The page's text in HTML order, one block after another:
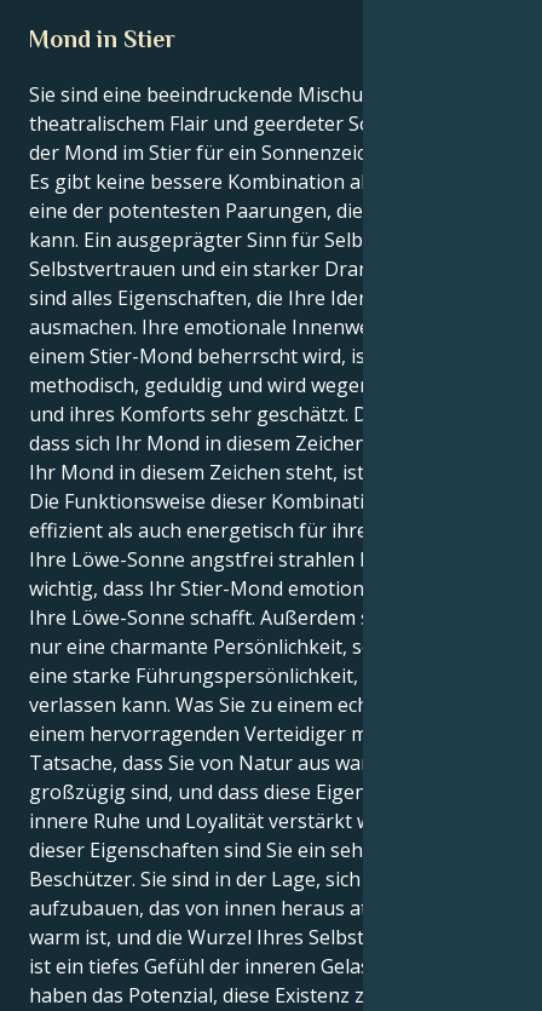
Mond in Stier
Sie sind eine beeindruckende Mischung aus
theatralischem Flair und geerdeter Solidität, wenn
der Mond im Stier für ein Sonnenzeichen Löwe steht.
Es gibt keine bessere Kombination als diese. Ihr seid
eine der potentesten Paarungen, die man finden
kann. Ein ausgeprägter Sinn für Selbstdarstellung,
Selbstvertrauen und ein starker Drang, zu glänzen,
sind alles Eigenschaften, die Ihre Identität als Löwe
ausmachen. Ihre emotionale Innenwelt, die von
einem Stier-Mond beherrscht wird, ist jedoch
methodisch, geduldig und wird wegen ihrer Stabilität
und ihres Komforts sehr geschätzt. Das liegt daran,
dass sich Ihr Mond in diesem Zeichen befindet. Weil
Ihr Mond in diesem Zeichen steht, ist dies geschehen.
Die Funktionsweise dieser Kombination ist sowohl
effizient als auch energetisch für ihren Zweck. Damit
Ihre Löwe-Sonne angstfrei strahlen kann, ist es
wichtig, dass Ihr Stier-Mond emotionale Stabilität für
Ihre Löwe-Sonne schafft. Außerdem sind Sie nicht
nur eine charmante Persönlichkeit, sondern auch
eine starke Führungspersönlichkeit, auf die man sich
verlassen kann. Was Sie zu einem echten Freund und
einem hervorragenden Verteidiger macht, ist die
Tatsache, dass Sie von Natur aus warmherzig und
großzügig sind, und dass diese Eigenschaften durch
innere Ruhe und Loyalität verstärkt werden. Infolge
dieser Eigenschaften sind Sie ein sehr effektiver
Beschützer. Sie sind in der Lage, sich ein Leben
aufzubauen, das von innen heraus attraktiv und
warm ist, und die Wurzel Ihres Selbstbewusstseins
ist ein tiefes Gefühl der inneren Gelassenheit. Sie
haben das Potenzial, diese Existenz zu erschaffen.